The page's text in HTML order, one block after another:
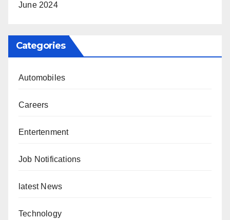
June 2024
Categories
Automobiles
Careers
Entertenment
Job Notifications
latest News
Technology